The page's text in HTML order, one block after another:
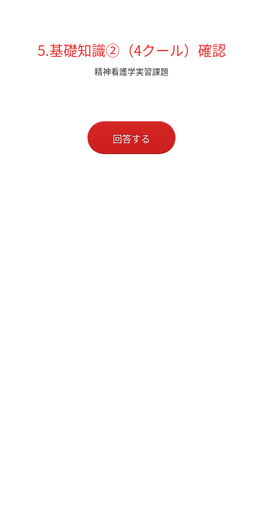
5.基礎知識②（4クール）確認
精神看護学実習課題
回答する